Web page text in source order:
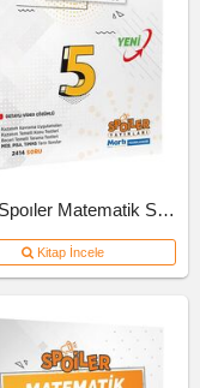
5.Sınıf Spoıler Matematik Soru Bankası 2023
Kitap İncele